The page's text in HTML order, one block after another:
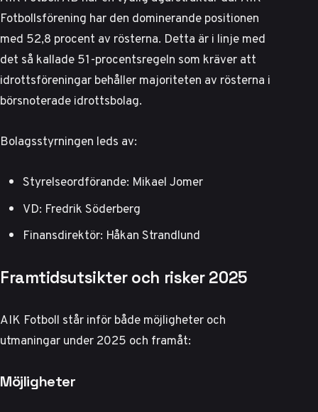
Fotbollsförening har den dominerande positionen
med 52,8 procent av rösterna. Detta är i linje med
det så kallade 51-procentsregeln som kräver att
idrottsföreningar behåller majoriteten av rösterna i
börsnoterade idrottsbolag.
Bolagsstyrningen leds av:
Styrelseordförande: Mikael Jomer
VD: Fredrik Söderberg
Finansdirektör: Håkan Strandlund
Framtidsutsikter och risker 2025
AIK Fotboll står inför både möjligheter och
utmaningar under 2025 och framåt:
Möjligheter